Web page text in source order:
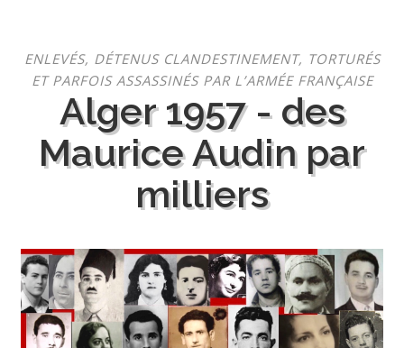
contenu
ENLEVÉS, DÉTENUS CLANDESTINEMENT, TORTURÉS
ET PARFOIS ASSASSINÉS PAR L’ARMÉE FRANÇAISE
Alger 1957 - des
Maurice Audin par
milliers